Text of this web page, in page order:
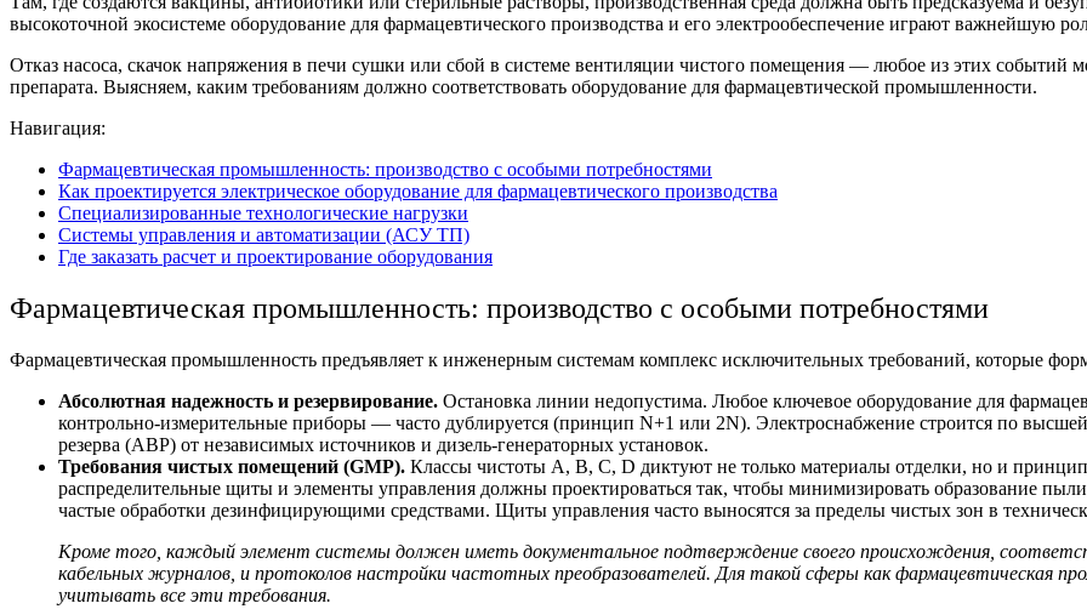
высокоточной экосистеме оборудование для фармацевтического производства и его электрообеспечение играют важнейшую
Отказ насоса, скачок напряжения в печи сушки или сбой в системе вентиляции чистого помещения — любое из этих событий
препарата. Выясняем, каким требованиям должно соответствовать оборудование для фармацевтической промышленности.
Навигация:
Фармацевтическая промышленность: производство с особыми потребностями
Как проектируется электрическое оборудование для фармацевтического производства
Специализированные технологические нагрузки
Системы управления и автоматизации (АСУ ТП)
Где заказать расчет и проектирование оборудования
Фармацевтическая промышленность: производство с особыми потребностями
Фармацевтическая промышленность предъявляет к инженерным системам комплекс исключительных требований, которые
Абсолютная надежность и резервирование. Остановка линии недопустима. Любое ключевое оборудование для
контрольно-измерительные приборы — часто дублируется (принцип N+1 или 2N). Электроснабжение строится по
резерва (АВР) от независимых источников и дизель-генераторных установок.
Требования чистых помещений (GMP). Классы чистоты A, B, C, D диктуют не только материалы отделки, но и
распределительные щиты и элементы управления должны проектироваться так, чтобы минимизировать образование
частые обработки дезинфицирующими средствами. Щиты управления часто выносятся за пределы чистых зон в
Кроме того, каждый элемент системы должен иметь документальное подтверждение своего происхождения,
кабельных журналов, и протоколов настройки частотных преобразователей. Для такой сферы какфармацевтическая
учитывать все эти требования.